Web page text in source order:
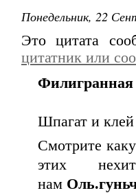
Понедельник, 22
Это цитата
цитатник или
Шпагат и
Смотрите
этих
нам